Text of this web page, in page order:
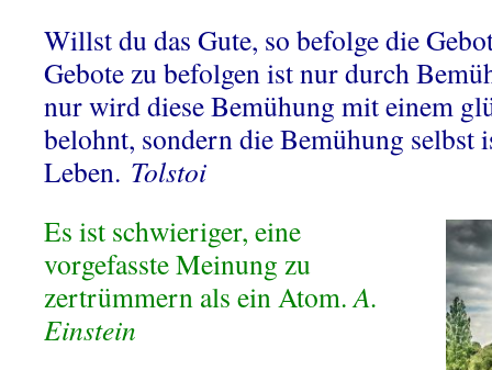
Willst du das Gute, so befolge die
Gebote zu befolgen ist nur durch
nur wird diese Bemühung mit einem
belohnt, sondern die Bemühung selbst
Leben. Tolstoi
Es ist schwieriger, eine
vorgefasste Meinung zu
zertrümmern als ein Atom.A.
Einstein